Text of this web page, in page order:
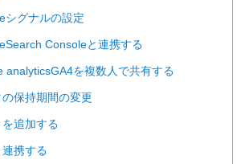
シグナルの設定
Consoleと連携する
analyticsGA4を複数人で共有する
保持期間の変更
追加する
携する